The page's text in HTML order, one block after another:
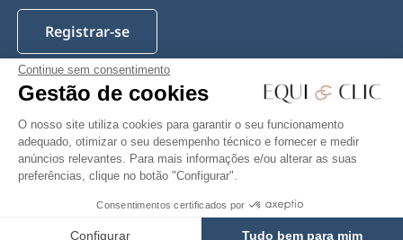
Continue sem consentimento
Gestão de cookies
O nosso site utiliza cookies para garantir o seu funcionamento
adequado, otimizar o seu desempenho técnico e fornecer e medir
anúncios relevantes. Para mais informações e/ou alterar as suas
preferências, clique no botão "Configurar".
Consentimentos certificados por
Configurar Tudo bem para mim
Adicionar ao carrinho
Registrar-se
Facebook Twitter
YouTube
Pinterest
Instagram
Equiclic © 2026
Gestão de cookies